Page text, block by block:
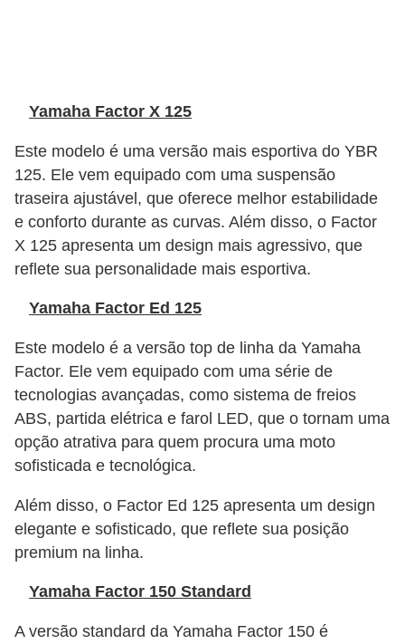
Yamaha Factor X 125
Este modelo é uma versão mais esportiva do YBR
125. Ele vem equipado com uma suspensão
traseira ajustável, que oferece melhor estabilidade
e conforto durante as curvas. Além disso, o Factor
X 125 apresenta um design mais agressivo, que
reflete sua personalidade mais esportiva.
Yamaha Factor Ed 125
Este modelo é a versão top de linha da Yamaha
Factor. Ele vem equipado com uma série de
tecnologias avançadas, como sistema de freios
ABS, partida elétrica e farol LED, que o tornam uma
opção atrativa para quem procura uma moto
sofisticada e tecnológica.
Além disso, o Factor Ed 125 apresenta um design
elegante e sofisticado, que reflete sua posição
premium na linha.
Yamaha Factor 150 Standard
A versão standard da Yamaha Factor 150 é
t
m
t
v
a
L
e
i
s
e
t
r
â
s
i